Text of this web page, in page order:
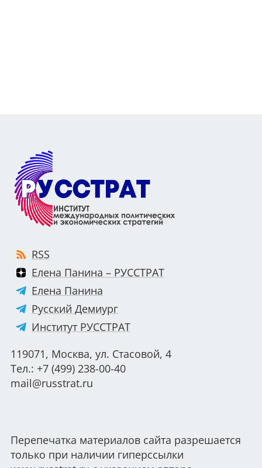
RSS
Елена Панина – РУССТРАТ
Елена Панина
Русский Демиург
Институт РУССТРАТ
119071, Москва, ул. Стасовой, 4
Тел.: +7 (499) 238-00-40
mail@russtrat.ru
Перепечатка материалов сайта разрешается
только при наличии гиперссылки